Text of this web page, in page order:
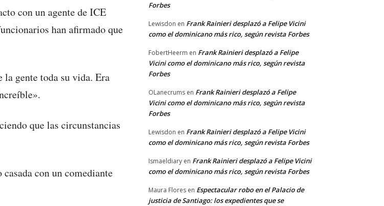
con un agente de ICE
han afirmado que
la gente toda su vida. Era
que las circunstancias
con un comediante
Forbes
Lewisdon en Frank Rainieri desplazó a Felipe Vicini
como el dominicano más rico, según revista Forbes
FobertHeerm en Frank Rainieri desplazó a Felipe
Vicini como el dominicano más rico, según revista
Forbes
OLanecrums en Frank Rainieri desplazó a Felipe
Vicini como el dominicano más rico, según revista
Forbes
Lewisdon en Frank Rainieri desplazó a Felipe Vicini
como el dominicano más rico, según revista Forbes
Ismaeldiary en Frank Rainieri desplazó a Felipe Vicini
como el dominicano más rico, según revista Forbes
Maura Flores en Espectacular robo en el Palacio de
justicia de Santiago: los expedientes que se